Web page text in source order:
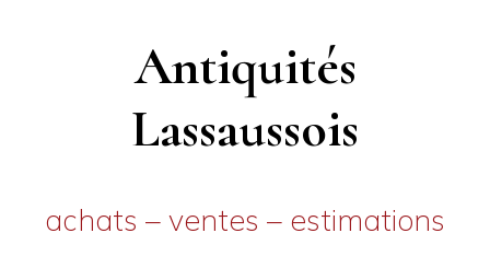
Antiquités
Lassaussois
achats – ventes – estimations